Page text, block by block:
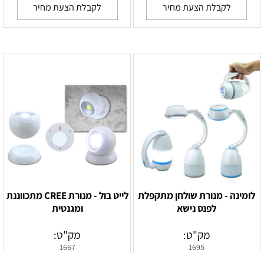
לקבלת הצעת מחיר לקבלת הצעת מחיר
לומינה - מנורת שולחן מתקפלת
לפנס נישא
מק"ט:
1695
לייט בול - מנורת CREE מתכווננת
ומגנטית
מק"ט:
1667